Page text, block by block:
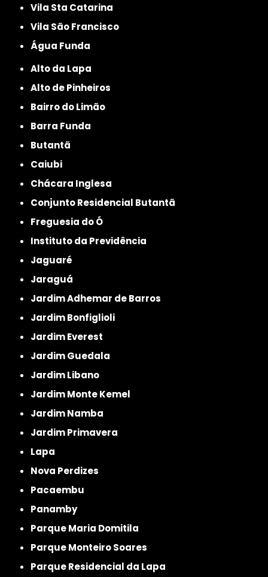
Vila Sta Catarina
Vila São Francisco
Água Funda
Alto da Lapa
Alto de Pinheiros
Bairro do Limão
Barra Funda
Butantã
Caiubi
Chácara Inglesa
Conjunto Residencial Butantã
Freguesia do Ó
Instituto da Previdência
Jaguaré
Jaraguá
Jardim Adhemar de Barros
Jardim Bonfiglioli
Jardim Everest
Jardim Guedala
Jardim Libano
Jardim Monte Kemel
Jardim Namba
Jardim Primavera
Lapa
Nova Perdizes
Pacaembu
Panamby
Parque Maria Domitila
Parque Monteiro Soares
Parque Residencial da Lapa